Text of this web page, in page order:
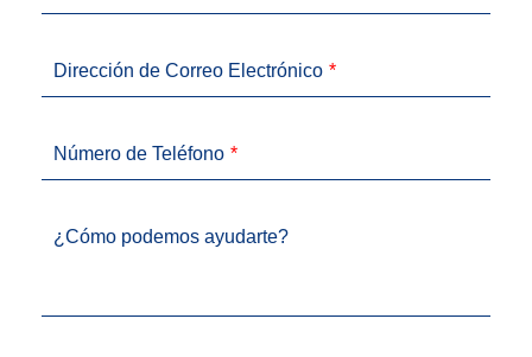
Dirección de Correo Electrónico
Número de Teléfono
¿Cómo podemos ayudarte?